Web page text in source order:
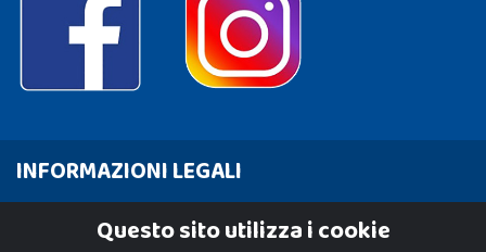
INFORMAZIONI LEGALI
Cookie PolicyQuesto sito utilizza i cookie